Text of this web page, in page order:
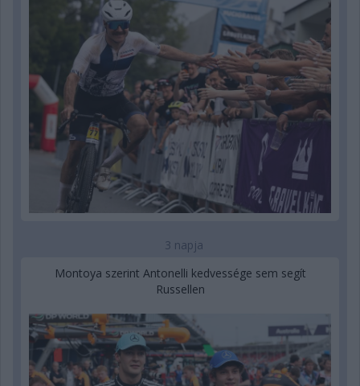
3 napja
Montoya szerint Antonelli kedvessége sem segít
Russellen